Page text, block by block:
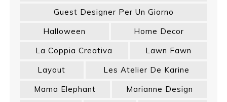
Guest Designer Per Un Giorno
Halloween
Home Decor
La Coppia Creativa
Lawn Fawn
Layout
Les Atelier De Karine
Mama Elephant
Marianne Design